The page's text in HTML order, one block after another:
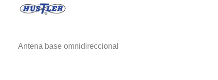
Antena base omnidireccional